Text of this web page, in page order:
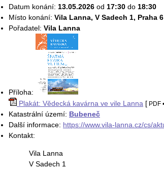
Datum konání: 13.05.2026 od 17:30 do 18:30
Místo konání: Vila Lanna, V Sadech 1, Praha 6
Pořadatel: Vila Lanna
Příloha:
Plakát: Vědecká kavárna ve vile Lanna [ PDF
Katastrální území: Bubeneč
Další informace: https://www.vila-lanna.cz/cs/
Kontakt:
Vila Lanna
V Sadech 1